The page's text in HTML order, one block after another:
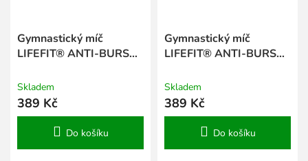
Gymnastický míč
LIFEFIT® ANTI-BURST
Skladem
389 Kč
Do košíku
Gymnastický míč
LIFEFIT® ANTI-BURST
Skladem
389 Kč
Do košíku